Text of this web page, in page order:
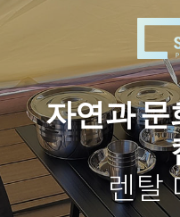
로그인
스테리움 서천
시설안내
자연과
렌탈